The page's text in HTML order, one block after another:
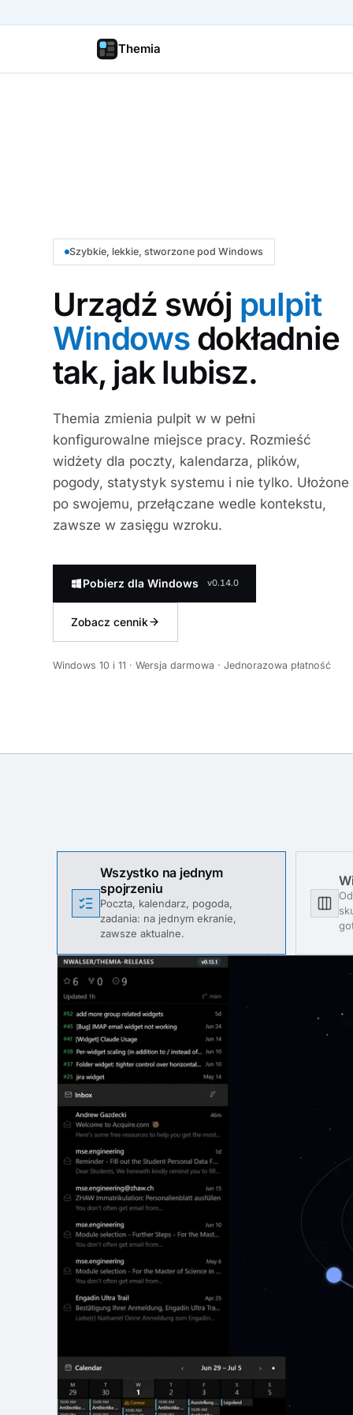
Themia
Szybkie, lekkie, stworzone pod Windows
Urządź swój pulpit
Windowsdokładnie
tak, jak lubisz.
Themia zmienia pulpit w w pełni
konfigurowalne miejsce pracy. Rozmieść
widżety dla poczty, kalendarza, plików,
pogody, statystyk systemu i nie tylko. Ułożone
po swojemu, przełączane wedle kontekstu,
zawsze w zasięgu wzroku.
Pobierz dla Windows v0.14.0
Zobacz cennik
Windows 10 i 11 · Wersja darmowa · Jednorazowa płatność
Wszystko na jednym
spojrzeniu
Poczta, kalendarz, pogoda,
zadania: na jednym ekranie,
zawsze aktualne.